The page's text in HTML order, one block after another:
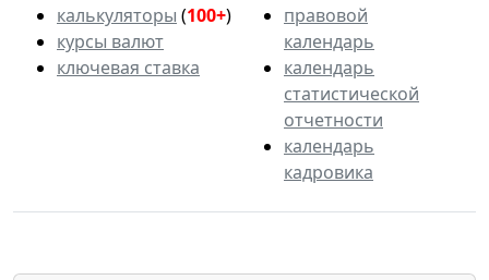
калькуляторы (100+)
курсы валют
ключевая ставка
правовой
календарь
календарь
статистической
отчетности
календарь
кадровика